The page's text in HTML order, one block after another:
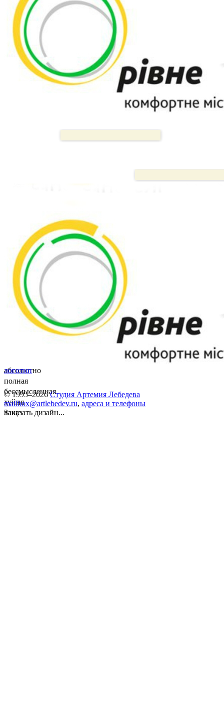
абсолютно
полная
бессмысленная
хуйня
ваще
логотип
© 1995–2026 Студия Артемия Лебедева
mailbox@artlebedev.ru, адреса и телефоны
Заказать дизайн...